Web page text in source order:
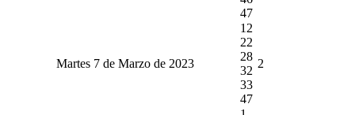
47
Martes 7 de Marzo de 2023
12
22
28
32
33
47
2